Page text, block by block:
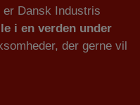
er Dansk Industris
i en verden under
der gerne vil